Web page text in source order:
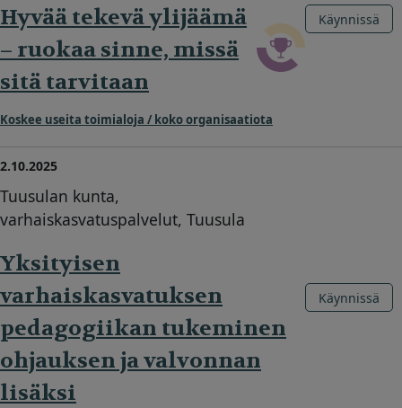
Hyvää tekevä ylijäämä
– ruokaa sinne, missä
sitä tarvitaan
Koskee useita toimialoja / koko organisaatiota
Käynnissä
2.10.2025
Tuusulan kunta,
varhaiskasvatuspalvelut, Tuusula
Yksityisen
varhaiskasvatuksen
pedagogiikan tukeminen
ohjauksen ja valvonnan
lisäksi
Käynnissä